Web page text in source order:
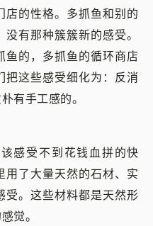
店的性格。多抓鱼和别的
有那种簇簇新的感受。
鱼的，多抓鱼的循环商店
把这些感受细化为：反消
有手工感的。
感受不到花钱血拼的快
用了大量天然的石材、实
受。这些材料都是天然形
觉。